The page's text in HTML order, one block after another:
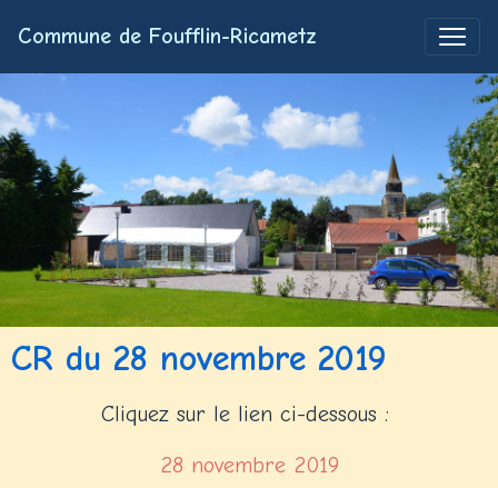
Commune de Foufflin-Ricametz
CR du 28 novembre 2019
Cliquez sur le lien ci-dessous :
28 novembre 2019